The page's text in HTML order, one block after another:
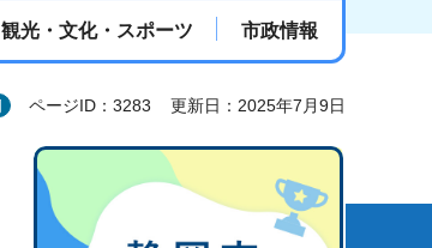
観光・文化・スポーツ 市政情報
ページID：3283 更新日：2025年7月9日